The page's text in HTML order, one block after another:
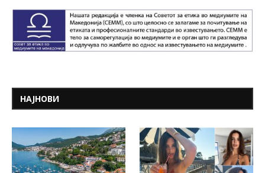
НАЈНОВИ